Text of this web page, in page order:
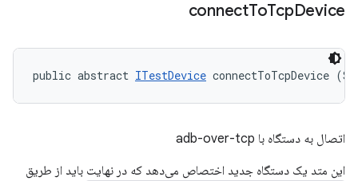
connectToTcpDevice
public abstract ITestDevice connectToTcpDevice
اتصال به دستگاه با adb-over-tcp
این متد یک دستگاه جدید اختصاص می‌دهد که در نهایت باید از طریق